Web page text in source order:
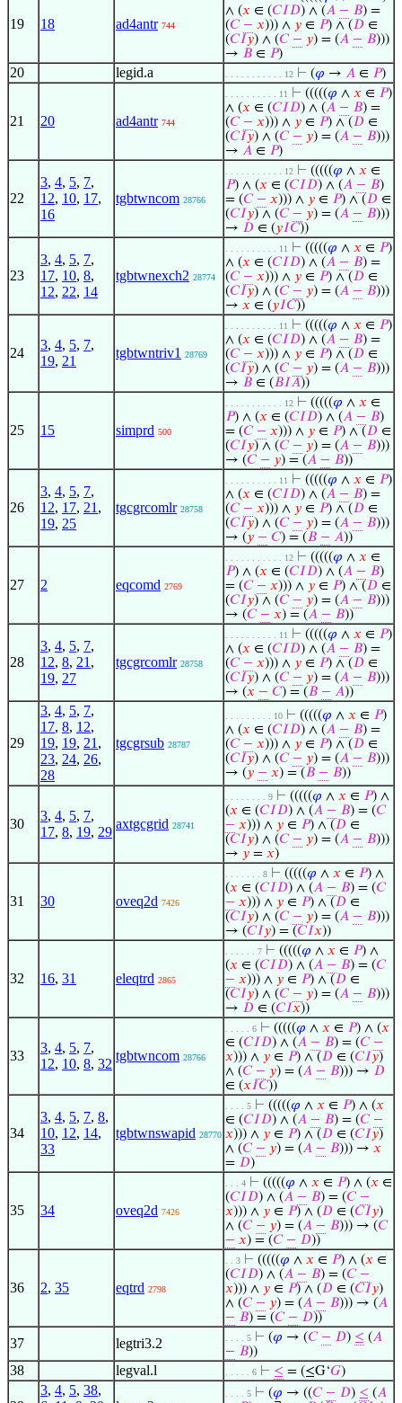
19 18 ad4antr 744
∧ (𝑥 ∈ (𝐶𝐼𝐷) ∧ (𝐴 − 𝐵) =
(𝐶 − 𝑥))) ∧ 𝑦 ∈ 𝑃) ∧ (𝐷 ∈
(𝐶𝐼𝑦) ∧ (𝐶 − 𝑦) = (𝐴 − 𝐵)))
→ 𝐵 ∈ 𝑃)
20 legid.a . . . . . . . . . . . 12 ⊢ (𝜑 → 𝐴 ∈ 𝑃)
21 20 ad4antr 744
. . . . . . . . . . 11 ⊢ (((((𝜑 ∧ 𝑥 ∈ 𝑃)
∧ (𝑥 ∈ (𝐶𝐼𝐷) ∧ (𝐴 − 𝐵) =
(𝐶 − 𝑥))) ∧ 𝑦 ∈ 𝑃) ∧ (𝐷 ∈
(𝐶𝐼𝑦) ∧ (𝐶 − 𝑦) = (𝐴 − 𝐵)))
→ 𝐴 ∈ 𝑃)
22
3, 4, 5, 7,
12, 10, 17,
16
tgbtwncom 28766
. . . . . . . . . . . 12 ⊢ (((((𝜑 ∧ 𝑥 ∈
𝑃) ∧ (𝑥 ∈ (𝐶𝐼𝐷) ∧ (𝐴 − 𝐵)
= (𝐶 − 𝑥))) ∧ 𝑦 ∈ 𝑃) ∧ (𝐷 ∈
(𝐶𝐼𝑦) ∧ (𝐶 − 𝑦) = (𝐴 − 𝐵)))
→ 𝐷 ∈ (𝑦𝐼𝐶))
23
3, 4, 5, 7,
17, 10, 8,
12, 22, 14
tgbtwnexch2 28774
. . . . . . . . . . 11 ⊢ (((((𝜑 ∧ 𝑥 ∈ 𝑃)
∧ (𝑥 ∈ (𝐶𝐼𝐷) ∧ (𝐴 − 𝐵) =
(𝐶 − 𝑥))) ∧ 𝑦 ∈ 𝑃) ∧ (𝐷 ∈
(𝐶𝐼𝑦) ∧ (𝐶 − 𝑦) = (𝐴 − 𝐵)))
→ 𝑥 ∈ (𝑦𝐼𝐶))
24
3, 4, 5, 7,
19, 21
tgbtwntriv1 28769
. . . . . . . . . . 11 ⊢ (((((𝜑 ∧ 𝑥 ∈ 𝑃)
∧ (𝑥 ∈ (𝐶𝐼𝐷) ∧ (𝐴 − 𝐵) =
(𝐶 − 𝑥))) ∧ 𝑦 ∈ 𝑃) ∧ (𝐷 ∈
(𝐶𝐼𝑦) ∧ (𝐶 − 𝑦) = (𝐴 − 𝐵)))
→ 𝐵 ∈ (𝐵𝐼𝐴))
25 15 simprd 500
. . . . . . . . . . . 12 ⊢ (((((𝜑 ∧ 𝑥 ∈
𝑃) ∧ (𝑥 ∈ (𝐶𝐼𝐷) ∧ (𝐴 − 𝐵)
= (𝐶 − 𝑥))) ∧ 𝑦 ∈ 𝑃) ∧ (𝐷 ∈
(𝐶𝐼𝑦) ∧ (𝐶 − 𝑦) = (𝐴 − 𝐵)))
→ (𝐶 − 𝑦) = (𝐴 − 𝐵))
26
3, 4, 5, 7,
12, 17, 21 ,
19, 25
tgcgrcomlr 28758
. . . . . . . . . . 11 ⊢ (((((𝜑 ∧ 𝑥 ∈ 𝑃)
∧ (𝑥 ∈ (𝐶𝐼𝐷) ∧ (𝐴 − 𝐵) =
(𝐶 − 𝑥))) ∧ 𝑦 ∈ 𝑃) ∧ (𝐷 ∈
(𝐶𝐼𝑦) ∧ (𝐶 − 𝑦) = (𝐴 − 𝐵)))
→ (𝑦 − 𝐶) = (𝐵 − 𝐴))
27 2 eqcomd 2769
. . . . . . . . . . . 12 ⊢ (((((𝜑 ∧ 𝑥 ∈
𝑃) ∧ (𝑥 ∈ (𝐶𝐼𝐷) ∧ (𝐴 − 𝐵)
= (𝐶 − 𝑥))) ∧ 𝑦 ∈ 𝑃) ∧ (𝐷 ∈
(𝐶𝐼𝑦) ∧ (𝐶 − 𝑦) = (𝐴 − 𝐵)))
→ (𝐶 − 𝑥) = (𝐴 − 𝐵))
28
3, 4, 5, 7,
12, 8, 21 ,
19, 27
tgcgrcomlr 28758
. . . . . . . . . . 11 ⊢ (((((𝜑 ∧ 𝑥 ∈ 𝑃)
∧ (𝑥 ∈ (𝐶𝐼𝐷) ∧ (𝐴 − 𝐵) =
(𝐶 − 𝑥))) ∧ 𝑦 ∈ 𝑃) ∧ (𝐷 ∈
(𝐶𝐼𝑦) ∧ (𝐶 − 𝑦) = (𝐴 − 𝐵)))
→ (𝑥 − 𝐶) = (𝐵 − 𝐴))
29
3, 4, 5, 7,
17, 8, 12,
19, 19, 21 ,
23, 24, 26,
28
tgcgrsub 28787
. . . . . . . . . 10 ⊢ (((((𝜑 ∧ 𝑥 ∈ 𝑃)
∧ (𝑥 ∈ (𝐶𝐼𝐷) ∧ (𝐴 − 𝐵) =
(𝐶 − 𝑥))) ∧ 𝑦 ∈ 𝑃) ∧ (𝐷 ∈
(𝐶𝐼𝑦) ∧ (𝐶 − 𝑦) = (𝐴 − 𝐵)))
→ (𝑦 − 𝑥) = (𝐵 − 𝐵))
30
3, 4, 5, 7,
17, 8, 19, 29
axtgcgrid 28741
. . . . . . . . 9 ⊢ (((((𝜑 ∧ 𝑥 ∈ 𝑃) ∧
(𝑥 ∈ (𝐶𝐼𝐷) ∧ (𝐴 − 𝐵) = (𝐶
− 𝑥))) ∧ 𝑦 ∈ 𝑃) ∧ (𝐷 ∈
(𝐶𝐼𝑦) ∧ (𝐶 − 𝑦) = (𝐴 − 𝐵)))
→ 𝑦 = 𝑥)
31 30 oveq2d 7426
. . . . . . . 8 ⊢ (((((𝜑 ∧ 𝑥 ∈ 𝑃) ∧
(𝑥 ∈ (𝐶𝐼𝐷) ∧ (𝐴 − 𝐵) = (𝐶
− 𝑥))) ∧ 𝑦 ∈ 𝑃) ∧ (𝐷 ∈
(𝐶𝐼𝑦) ∧ (𝐶 − 𝑦) = (𝐴 − 𝐵)))
→ (𝐶𝐼𝑦) = (𝐶𝐼𝑥))
32 16, 31 eleqtrd 2865
. . . . . . 7 ⊢ (((((𝜑 ∧ 𝑥 ∈ 𝑃) ∧
(𝑥 ∈ (𝐶𝐼𝐷) ∧ (𝐴 − 𝐵) = (𝐶
− 𝑥))) ∧ 𝑦 ∈ 𝑃) ∧ (𝐷 ∈
(𝐶𝐼𝑦) ∧ (𝐶 − 𝑦) = (𝐴 − 𝐵)))
→ 𝐷 ∈ (𝐶𝐼𝑥))
33
3, 4, 5, 7,
12, 10, 8, 32
tgbtwncom 28766
. . . . . 6 ⊢ (((((𝜑 ∧ 𝑥 ∈ 𝑃) ∧ (𝑥
∈ (𝐶𝐼𝐷) ∧ (𝐴 − 𝐵) = (𝐶 −
𝑥))) ∧ 𝑦 ∈ 𝑃) ∧ (𝐷 ∈ (𝐶𝐼𝑦)
∧ (𝐶 − 𝑦) = (𝐴 − 𝐵))) → 𝐷
∈ (𝑥𝐼𝐶))
34
3, 4, 5, 7, 8,
10, 12, 14,
33
tgbtwnswapid 28770
. . . . 5 ⊢ (((((𝜑 ∧ 𝑥 ∈ 𝑃) ∧ (𝑥
∈ (𝐶𝐼𝐷) ∧ (𝐴 − 𝐵) = (𝐶 −
𝑥))) ∧ 𝑦 ∈ 𝑃) ∧ (𝐷 ∈ (𝐶𝐼𝑦)
∧ (𝐶 − 𝑦) = (𝐴 − 𝐵))) → 𝑥
= 𝐷)
35 34 oveq2d 7426
. . . 4 ⊢ (((((𝜑 ∧ 𝑥 ∈ 𝑃) ∧ (𝑥 ∈
(𝐶𝐼𝐷) ∧ (𝐴 − 𝐵) = (𝐶 −
𝑥))) ∧ 𝑦 ∈ 𝑃) ∧ (𝐷 ∈ (𝐶𝐼𝑦)
∧ (𝐶 − 𝑦) = (𝐴 − 𝐵))) → (𝐶
− 𝑥) = (𝐶 − 𝐷))
36 2, 35 eqtrd 2798
. . 3 ⊢ (((((𝜑 ∧ 𝑥 ∈ 𝑃) ∧ (𝑥 ∈
(𝐶𝐼𝐷) ∧ (𝐴 − 𝐵) = (𝐶 −
𝑥))) ∧ 𝑦 ∈ 𝑃) ∧ (𝐷 ∈ (𝐶𝐼𝑦)
∧ (𝐶 − 𝑦) = (𝐴 − 𝐵))) → (𝐴
− 𝐵) = (𝐶 − 𝐷))
37 legtri3.2 . . . . 5 ⊢ (𝜑 → (𝐶 − 𝐷) ≤ (𝐴
− 𝐵))
38 legval.l . . . . . 6 ⊢ ≤ = (≤G‘𝐺)
3, 4, 5, 38,
. . . . 5 ⊢ (𝜑 → ((𝐶 − 𝐷) ≤ (𝐴